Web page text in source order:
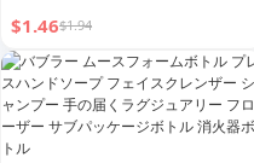
$1.46$1.94